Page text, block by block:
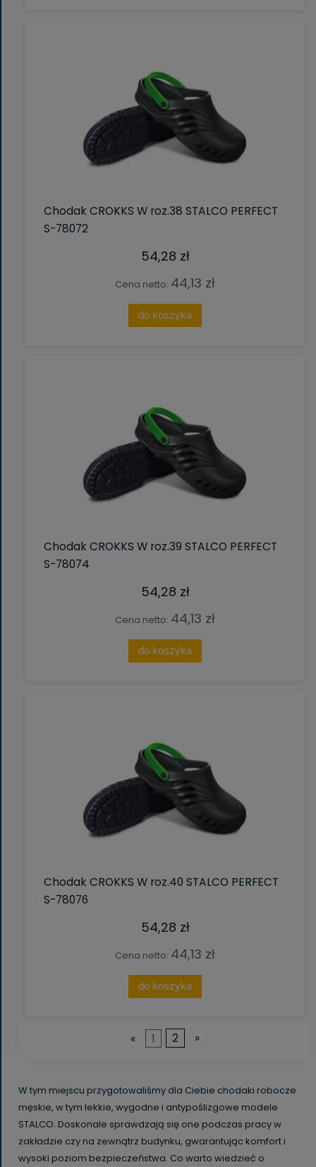
Chodak CROKKS W roz.38 STALCO PERFECT
S-78072
54,28 zł
Cena netto: 44,13 zł
do koszyka
Chodak CROKKS W roz.39 STALCO PERFECT
S-78074
54,28 zł
Cena netto: 44,13 zł
do koszyka
Chodak CROKKS W roz.40 STALCO PERFECT
S-78076
54,28 zł
Cena netto: 44,13 zł
do koszyka
« 1 2 »
W tym miejscu przygotowaliśmy dla Ciebie chodaki robocze
męskie, w tym lekkie, wygodne i antypoślizgowe modele
STALCO. Doskonale sprawdzają się one podczas pracy w
zakładzie czy na zewnątrz budynku, gwarantując komfort i
wysoki poziom bezpieczeństwa. Co warto wiedzieć o